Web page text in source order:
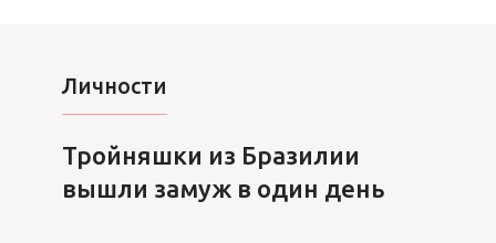
Личности
Тройняшки из Бразилии
вышли замуж в один день